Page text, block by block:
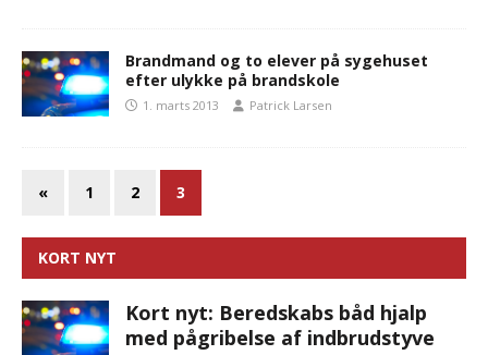
Brandmand og to elever på sygehuset
efter ulykke på brandskole
1. marts 2013 Patrick Larsen
« 1 2 3
KORT NYT
Kort nyt: Beredskabs båd hjalp
med pågribelse af indbrudstyve